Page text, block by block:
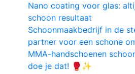
Nano coating voor glas:
schoon resultaat
Schoonmaakbedrijf in de
partner voor een schone
MMA-handschoenen
doe je dat! 🥊✨